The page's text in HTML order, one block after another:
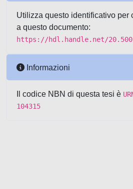
Utilizza questo identificativo per
a questo documento:
https://hdl.handle.net/
Informazioni
Il codice NBN di questa tesi è
104315